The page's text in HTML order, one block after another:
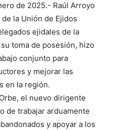
de 2025.- Raúl Arroyo
la Unión de Ejidos
ejidales de la
toma de posesión, hizo
conjunto para
y mejorar las
en la región.
el nuevo dirigente
de trabajar arduamente
y apoyar a los